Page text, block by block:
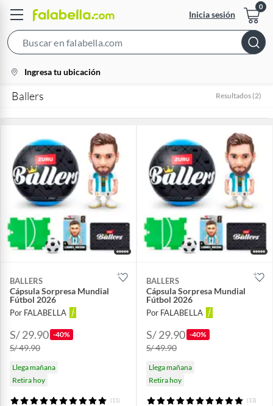
Inicia sesión
Bar
location-
icon
Ingresa tu ubicación
Ballers Resultados (2)
BALLERS
Cápsula Sorpresa Mundial
Fútbol 2026
Por FALABELLA
S/ 29.90 -40%
S/ 49.90
Llega mañana
Retira hoy
(11)
BALLERS
Cápsula Sorpresa Mundial
Fútbol 2026
Por FALABELLA
S/ 29.90 -40%
S/ 49.90
Llega mañana
Retira hoy
(13)